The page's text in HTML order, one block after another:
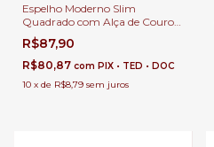
Espelho Moderno Slim
Quadrado com Alça de Couro
Para Banheiro, Penteadeira,
Salão de Beleza e Lojas
R$87,90
R$80,87 com PIX • TED • DOC
10 x de R$8,79 sem juros